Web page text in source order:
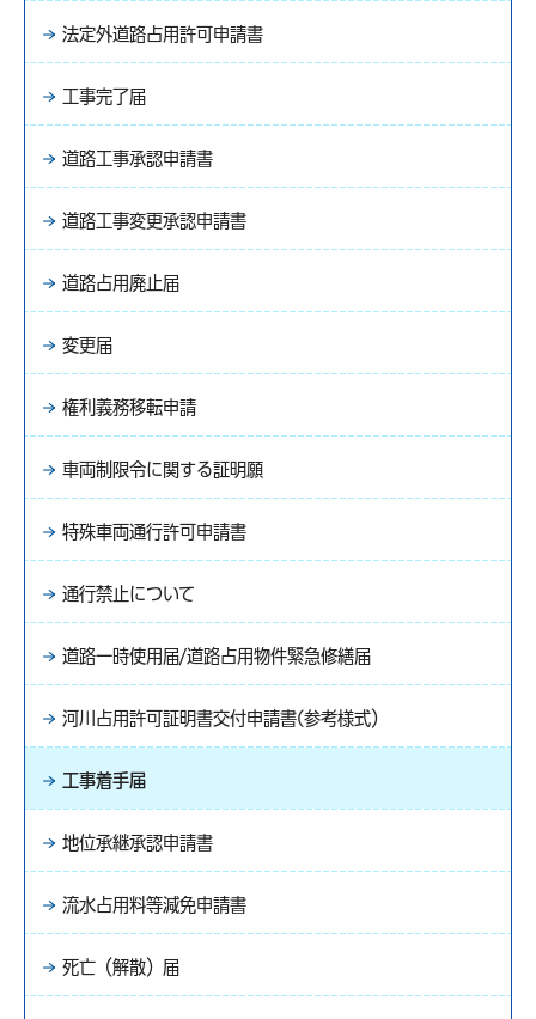
法定外道路占用許可申請書
工事完了届
道路工事承認申請書
道路工事変更承認申請書
道路占用廃止届
変更届
権利義務移転申請
車両制限令に関する証明願
特殊車両通行許可申請書
通行禁止について
道路一時使用届/道路占用物件緊急修繕届
河川占用許可証明書交付申請書(参考様式）
工事着手届
地位承継承認申請書
流水占用料等減免申請書
死亡（解散）届